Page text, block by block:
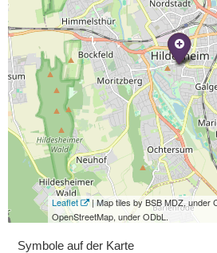
Leaflet
| Map tiles by BSB MDZ, under
OpenStreetMap, under ODbL.
Symbole auf der Karte